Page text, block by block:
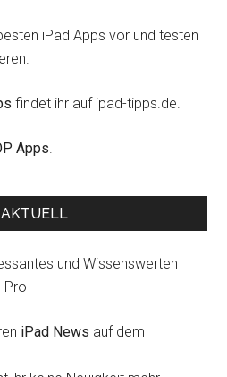
iPad Apps vor und testen
findet ihr auf ipad-tipps.de.
Apps.
und Wissenswerten
Pro
iPad News auf dem